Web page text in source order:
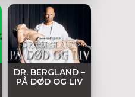
DR. BERGLAND –
PÅ DØD OG LIV